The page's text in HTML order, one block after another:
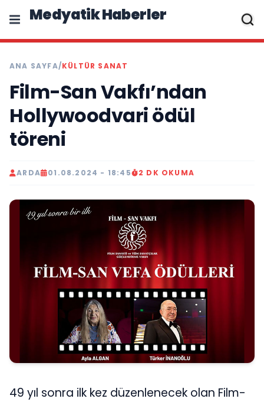
Medyatik Haberler
ANA SAYFA/KÜLTÜR SANAT
Film-San Vakfı’ndan
Hollywoodvari ödül
töreni
ARDA 01.08.2024 - 18:45 2 DK OKUMA
49 yıl sonra ilk kez düzenlenecek olan Film-